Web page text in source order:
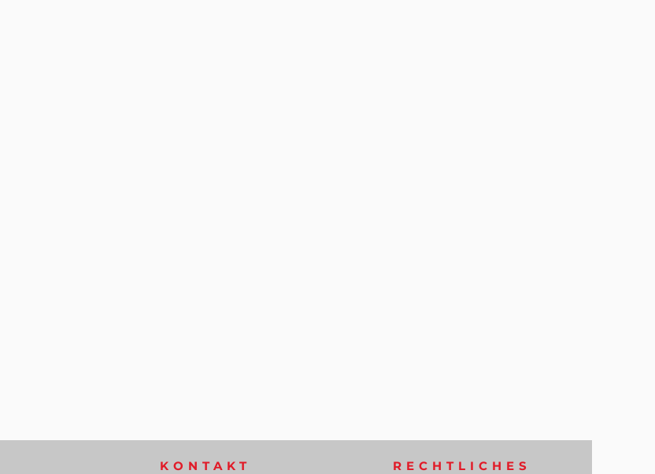
KONTAKT RECHTLICHES